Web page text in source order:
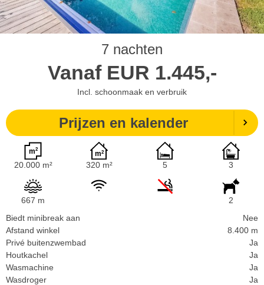
7 nachten
Vanaf EUR 1.445,-
Incl. schoonmaak en verbruik
Prijzen en kalender
20.000 m² 320 m² 5 3
667 m
2
Biedt minibreak aan
Nee
Afstand winkel
8.400 m
Privé buitenzwembad
Ja
Houtkachel
Ja
Wasmachine
Ja
Wasdroger
Ja